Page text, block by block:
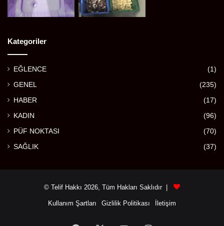
Kategoriler
EĞLENCE (1)
GENEL (235)
HABER (17)
KADIN (96)
PÜF NOKTASI (70)
SAĞLIK (37)
© Telif Hakkı 2026, Tüm Hakları Saklıdır |
Kullanım Şartları Gizlilik Politikası İletişim